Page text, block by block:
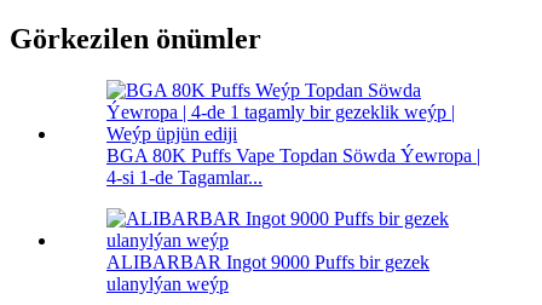
Görkezilen önümler
BGA 80K Puffs Vape Topdan Söwda Ýewropa |
4-si 1-de Tagamlar...
ALIBARBAR Ingot 9000 Puffs bir gezek
ulanylýan weýp